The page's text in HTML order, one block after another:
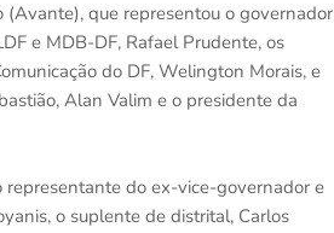
que representou o governador
e MDB-DF, Rafael Prudente, os
do DF, Welington Morais, e
Alan Valim e o presidente da
representante do ex-vice-governador e
o suplente de distrital, Carlos